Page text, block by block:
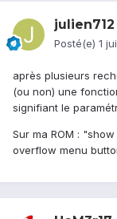
julien712
Posté(e) 1
après plusieurs
(ou non) une
signifiant le
Sur ma ROM :
overflow menu